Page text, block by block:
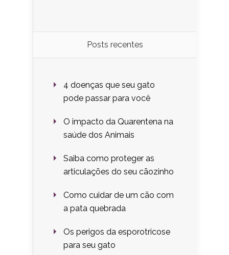
Posts recentes
4 doenças que seu gato
pode passar para você
O impacto da Quarentena na
saúde dos Animais
Saiba como proteger as
articulações do seu cãozinho
Como cuidar de um cão com
a pata quebrada
Os perigos da esporotricose
para seu gato